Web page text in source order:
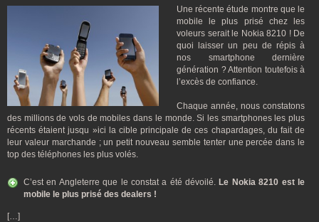
Une récente étude montre que le
mobile le plus prisé chez les
voleurs serait le Nokia 8210 ! De
quoi laisser un peu de répis à
nos smartphone dernière
génération ? Attention toutefois à
l’excès de confiance.
Chaque année, nous constatons
des millions de vols de mobiles dans le monde. Si les smartphones les plus
récents étaient jusqu »ici la cible principale de ces chapardages, du fait de
leur valeur marchande ; un petit nouveau semble tenter une percée dans le
top des téléphones les plus volés.
C’est en Angleterre que le constat a été dévoilé. Le Nokia 8210 est le
mobile le plus prisé des dealers !
[…]